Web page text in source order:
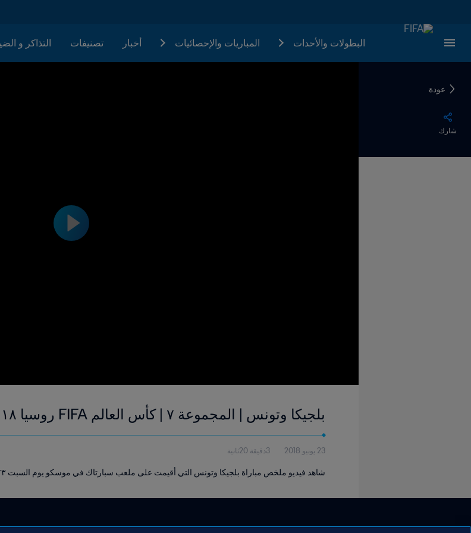
البطولات والأحدات المباريات والإحصائيات أخبار تصنيفات التذاكر و
عودة
شارك
بلجيكا وتونس | المجموعة ٧ | كأس العالم FIFA روسيا ٢٠١٨ | فيديو ملخص
23 يونيو 2018 3دقيقة 20ثانية
شاهد فيديو ملخص مباراة بلجيكا وتونس التي أقيمت على ملعب سبارتاك في موسكو يوم السبت ٢٣ يونيو ٢٠١٨.